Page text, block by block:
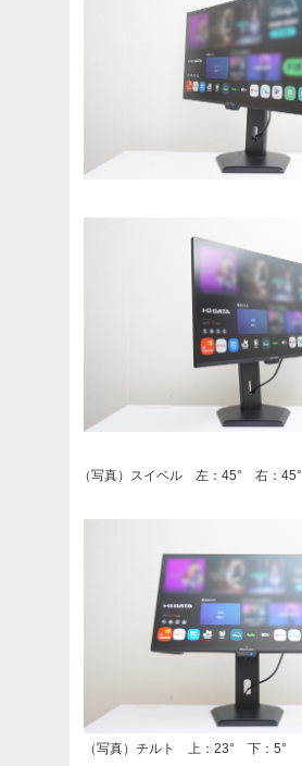
（写真）スイベル 左：45° 右：45°
（写真）チルト 上：23° 下：5°